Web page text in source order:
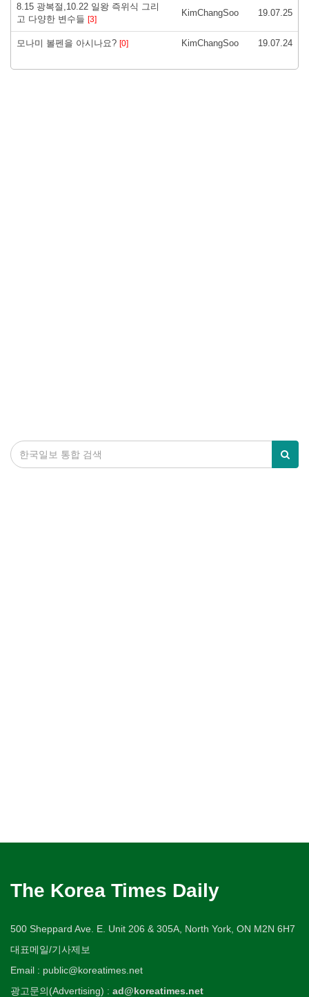
8.15 광복절,10.22 일왕 즉위식 그리
고 다양한 변수들 [3]
KimChangSoo 19.07.25
모나미 볼펜을 아시나요? [0] KimChangSoo 19.07.24
The Korea Times Daily
500 Sheppard Ave. E. Unit 206 & 305A, North York, ON M2N 6H7
대표메일/기사제보
Email : public@koreatimes.net
광고문의(Advertising) : ad@koreatimes.net